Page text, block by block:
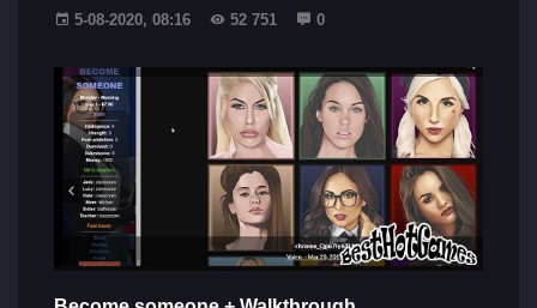
5-08-2020, 08:16 52 751 0